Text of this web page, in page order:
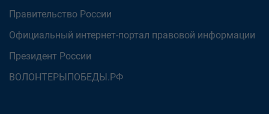
Правительство России
Официальный интернет-портал правовой информации
Президент России
ВОЛОНТЕРЫПОБЕДЫ.РФ